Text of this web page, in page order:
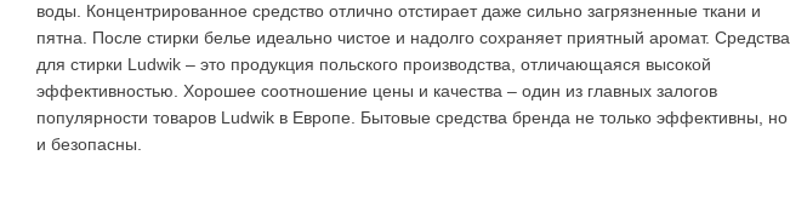
воды. Концентрированное средство отлично отстирает даже сильно загрязненные ткани и
пятна. После стирки белье идеально чистое и надолго сохраняет приятный аромат. Средства
для стирки Ludwik – это продукция польского производства, отличающаяся высокой
эффективностью. Хорошее соотношение цены и качества – один из главных залогов
популярности товаров Ludwik в Европе. Бытовые средства бренда не только эффективны, но
и безопасны.